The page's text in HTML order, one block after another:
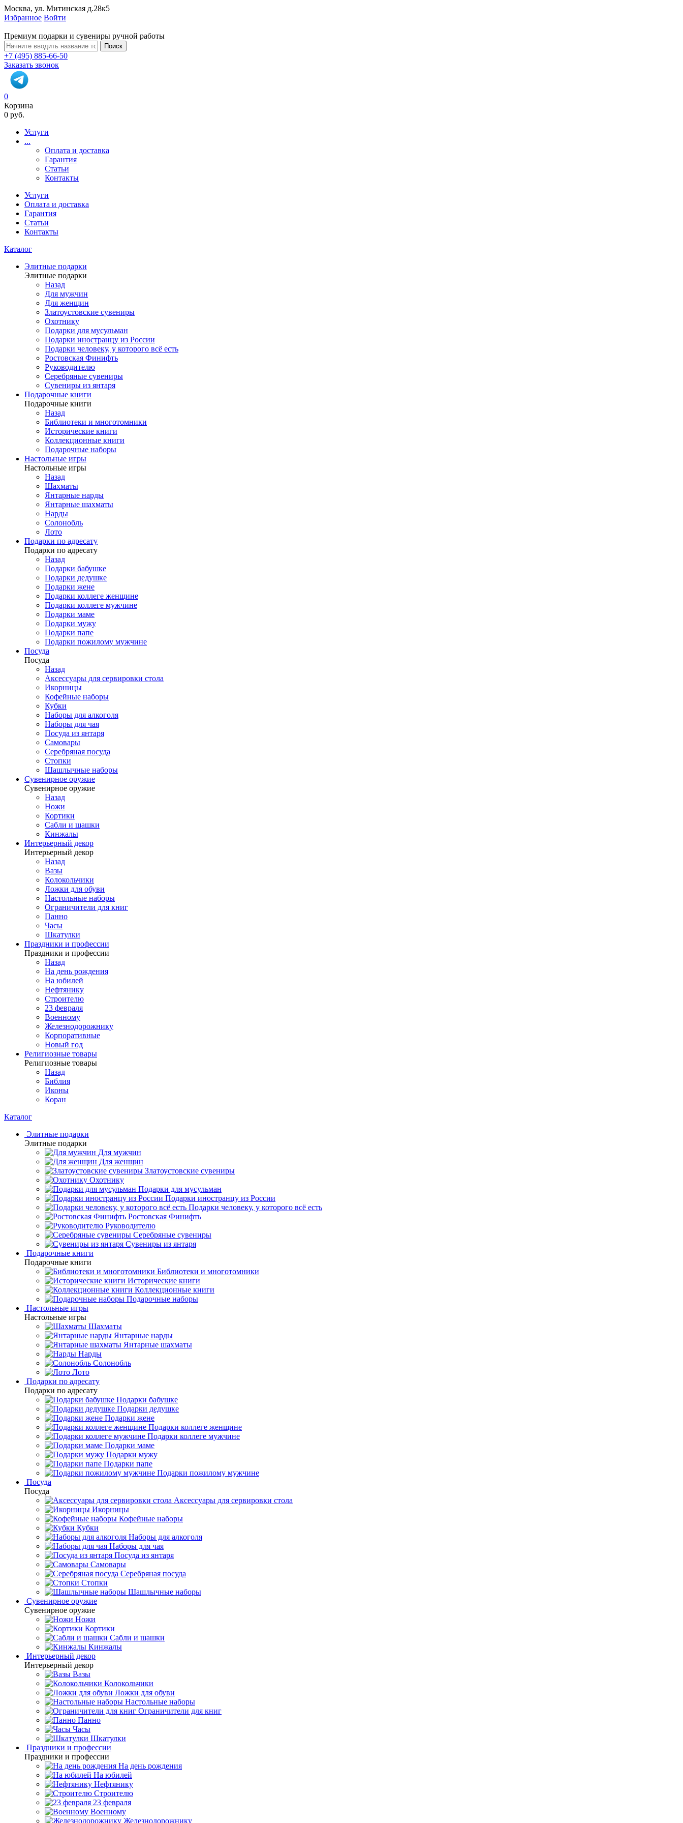
Москва, ул. Митинская д.28к5
Избранное Войти
Премиум подарки и сувениры ручной работы
Поиск
+7 (495) 885-66-50
Заказать звонок
0
Корзина
0 руб.
Услуги
...
Оплата и доставка
Гарантия
Статьи
Контакты
Услуги
Оплата и доставка
Гарантия
Статьи
Контакты
Каталог
Элитные подарки
Элитные подарки
Назад
Для мужчин
Для женщин
Златоустовские сувениры
Охотнику
Подарки для мусульман
Подарки иностранцу из России
Подарки человеку, у которого всё есть
Ростовская Финифть
Руководителю
Серебряные сувениры
Сувениры из янтаря
Подарочные книги
Подарочные книги
Назад
Библиотеки и многотомники
Исторические книги
Коллекционные книги
Подарочные наборы
Настольные игры
Настольные игры
Назад
Шахматы
Янтарные нарды
Янтарные шахматы
Нарды
Солонобль
Лото
Подарки по адресату
Подарки по адресату
Назад
Подарки бабушке
Подарки дедушке
Подарки жене
Подарки коллеге женщине
Подарки коллеге мужчине
Подарки маме
Подарки мужу
Подарки папе
Подарки пожилому мужчине
Посуда
Посуда
Назад
Аксессуары для сервировки стола
Икорницы
Кофейные наборы
Кубки
Наборы для алкоголя
Наборы для чая
Посуда из янтаря
Самовары
Серебряная посуда
Стопки
Шашлычные наборы
Сувенирное оружие
Сувенирное оружие
Назад
Ножи
Кортики
Сабли и шашки
Кинжалы
Интерьерный декор
Интерьерный декор
Назад
Вазы
Колокольчики
Ложки для обуви
Настольные наборы
Ограничители для книг
Панно
Часы
Шкатулки
Праздники и профессии
Праздники и профессии
Назад
На день рождения
На юбилей
Нефтянику
Строителю
23 февраля
Военному
Железнодорожнику
Корпоративные
Новый год
Религиозные товары
Религиозные товары
Назад
Библия
Иконы
Коран
Каталог
Элитные подарки
Элитные подарки
Для мужчин
Для женщин
Златоустовские сувениры
Охотнику
Подарки для мусульман
Подарки иностранцу из России
Подарки человеку, у которого всё есть
Ростовская Финифть
Руководителю
Серебряные сувениры
Сувениры из янтаря
Подарочные книги
Подарочные книги
Библиотеки и многотомники
Исторические книги
Коллекционные книги
Подарочные наборы
Настольные игры
Настольные игры
Шахматы
Янтарные нарды
Янтарные шахматы
Нарды
Солонобль
Лото
Подарки по адресату
Подарки по адресату
Подарки бабушке
Подарки дедушке
Подарки жене
Подарки коллеге женщине
Подарки коллеге мужчине
Подарки маме
Подарки мужу
Подарки папе
Подарки пожилому мужчине
Посуда
Посуда
Аксессуары для сервировки стола
Икорницы
Кофейные наборы
Кубки
Наборы для алкоголя
Наборы для чая
Посуда из янтаря
Самовары
Серебряная посуда
Стопки
Шашлычные наборы
Сувенирное оружие
Сувенирное оружие
Ножи
Кортики
Сабли и шашки
Кинжалы
Интерьерный декор
Интерьерный декор
Вазы
Колокольчики
Ложки для обуви
Настольные наборы
Ограничители для книг
Панно
Часы
Шкатулки
Праздники и профессии
Праздники и профессии
На день рождения
На юбилей
Нефтянику
Строителю
23 февраля
Военному
Железнодорожнику